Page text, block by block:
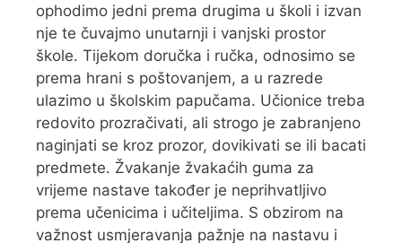
ophodimo jedni prema drugima u školi i izvan
nje te čuvajmo unutarnji i vanjski prostor
škole. Tijekom doručka i ručka, odnosimo se
prema hrani s poštovanjem, a u razrede
ulazimo u školskim papučama. Učionice treba
redovito prozračivati, ali strogo je zabranjeno
naginjati se kroz prozor, dovikivati se ili bacati
predmete. Žvakanje žvakaćih guma za
vrijeme nastave također je neprihvatljivo
prema učenicima i učiteljima. S obzirom na
važnost usmjeravanja pažnje na nastavu i